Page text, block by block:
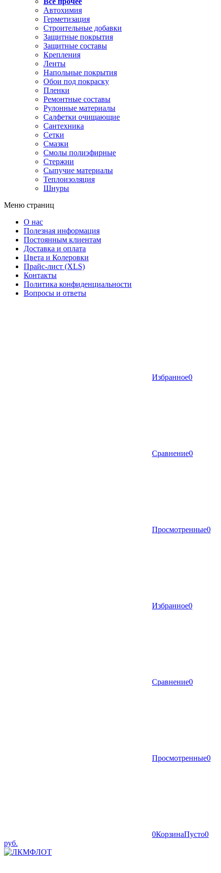
Автохимия
Герметизация
Строительные добавки
Защитные покрытия
Защитные составы
Крепления
Ленты
Напольные покрытия
Обои под покраску
Пленки
Ремонтные составы
Рулонные материалы
Салфетки очищающие
Сантехника
Сетки
Смазки
Смолы полиэфирные
Стержни
Сыпучие материалы
Теплоизоляция
Шнуры
Меню страниц
О нас
Полезная информация
Постоянным клиентам
Доставка и оплата
Цвета и Колеровки
Прайс-лист (XLS)
Контакты
Политика конфиденциальности
Вопросы и ответы
Избранное0
Сравнение0
Просмотренные0
Избранное0
Сравнение0
Просмотренные0
0КорзинаПусто0
руб.